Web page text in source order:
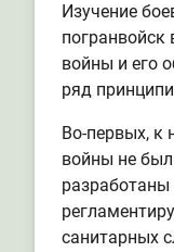
Изучение
погранвойск
войны и его
ряд
Во-первых, к
войны не
санитарных